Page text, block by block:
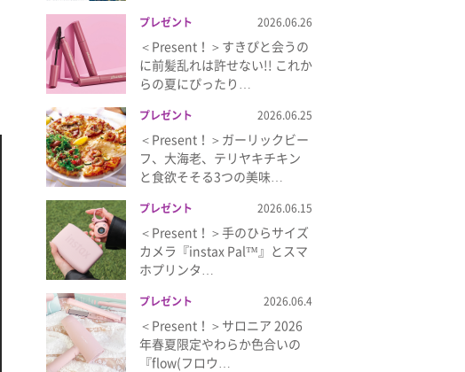
プレゼント 2026.06.26
＜Present！＞すきぴと会うの
に前髪乱れは許せない!! これか
らの夏にぴったり…
プレゼント 2026.06.25
＜Present！＞ガーリックビー
フ、大海老、テリヤキチキン
と食欲そそる3つの美味…
プレゼント 2026.06.15
＜Present！＞手のひらサイズ
カメラ『instax Pal™』とスマ
ホプリンタ…
プレゼント 2026.06.4
＜Present！＞サロニア 2026
年春夏限定やわらか色合いの
『flow(フロウ…